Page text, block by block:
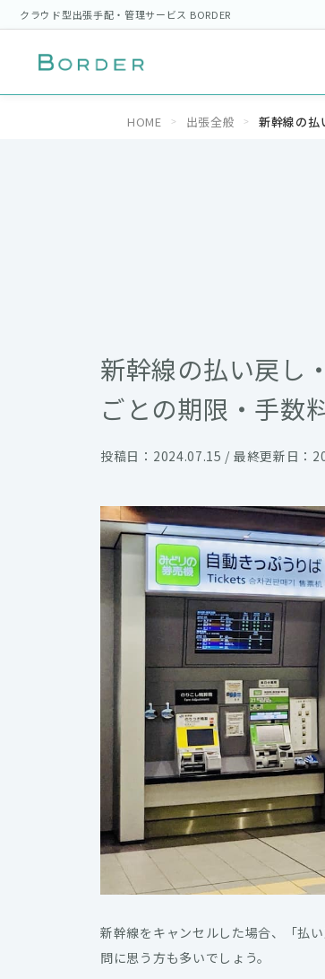
クラウド型出張手配・管理サービス BORDER
HOME 出張全般 新幹線の払
新幹線の払い戻し
ごとの期限・手数
投稿日：2024.07.15 / 最終更新日：
新幹線をキャンセルした場合、「払
問に思う方も多いでしょう。